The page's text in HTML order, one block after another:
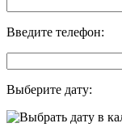
Введите телефон:
Выберите дату: